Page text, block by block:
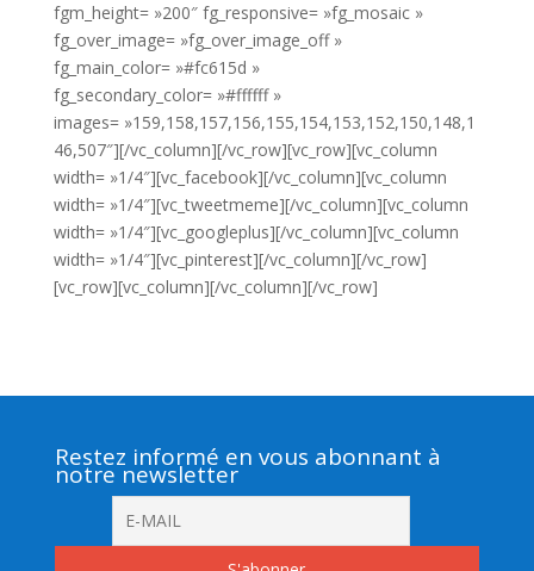
fgm_height= »200″ fg_responsive= »fg_mosaic »
fg_over_image= »fg_over_image_off »
fg_main_color= »#fc615d »
fg_secondary_color= »#ffffff »
images= »159,158,157,156,155,154,153,152,150,148,1
46,507″][/vc_column][/vc_row][vc_row][vc_column
width= »1/4″][vc_facebook][/vc_column][vc_column
width= »1/4″][vc_tweetmeme][/vc_column][vc_column
width= »1/4″][vc_googleplus][/vc_column][vc_column
width= »1/4″][vc_pinterest][/vc_column][/vc_row]
[vc_row][vc_column][/vc_column][/vc_row]
Restez informé en vous abonnant à
notre newsletter